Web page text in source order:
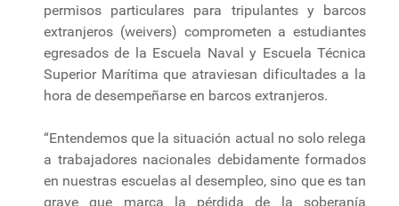
permisos particulares para tripulantes y barcos
extranjeros (weivers) comprometen a estudiantes
egresados de la Escuela Naval y Escuela Técnica
Superior Marítima que atraviesan dificultades a la
hora de desempeñarse en barcos extranjeros.
“Entendemos que la situación actual no solo relega
a trabajadores nacionales debidamente formados
en nuestras escuelas al desempleo, sino que es tan
grave que marca la pérdida de la soberanía